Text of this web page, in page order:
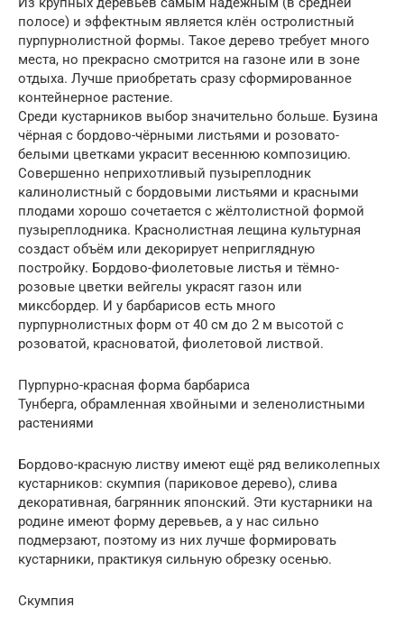
полосе) и эффектным является клён остролистный
пурпурнолистной формы. Такое дерево требует много
места, но прекрасно смотрится на газоне или в зоне
отдыха. Лучше приобретать сразу сформированное
контейнерное растение.
Среди кустарников выбор значительно больше. Бузина
чёрная с бордово-чёрными листьями и розовато-
белыми цветками украсит весеннюю композицию.
Совершенно неприхотливый пузыреплодник
калинолистный с бордовыми листьями и красными
плодами хорошо сочетается с жёлтолистной формой
пузыреплодника. Краснолистная лещина культурная
создаст объём или декорирует неприглядную
постройку. Бордово-фиолетовые листья и тёмно-
розовые цветки вейгелы украсят газон или
миксбордер. И у барбарисов есть много
пурпурнолистных форм от 40 см до 2 м высотой с
розоватой, красноватой, фиолетовой листвой.
Пурпурно-красная форма барбариса
Тунберга, обрамленная хвойными и зеленолистными
растениями
Бордово-красную листву имеют ещё ряд великолепных
кустарников: скумпия (париковое дерево), слива
декоративная, багрянник японский. Эти кустарники на
родине имеют форму деревьев, а у нас сильно
подмерзают, поэтому из них лучше формировать
кустарники, практикуя сильную обрезку осенью.
Скумпия